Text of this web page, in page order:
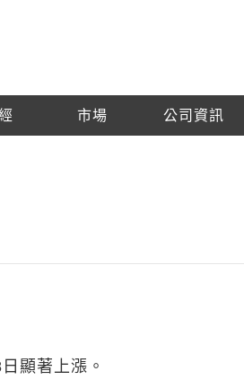
市場 公司資訊
顯著上漲。